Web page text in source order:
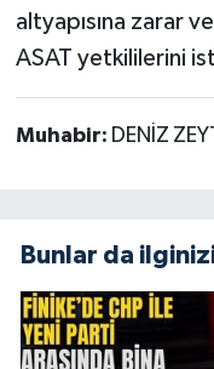
altyapısına zarar
ASAT yetkililerini
Muhabir: DENİZ
Bunlar da